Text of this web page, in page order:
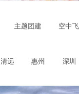
主题团建 空中
清远 惠州 深圳